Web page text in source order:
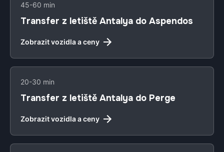
45-60 min
Transfer z letiště Antalya do Aspendos
Zobrazit vozidla a ceny
20-30 min
Transfer z letiště Antalya do Perge
Zobrazit vozidla a ceny